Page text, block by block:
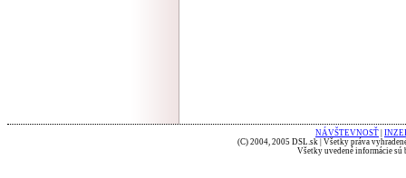
NÁVŠTEVNOSŤ
(C) 2004, 2005 DSL.sk | Všetky práva
Všetky uvedené informácie sú